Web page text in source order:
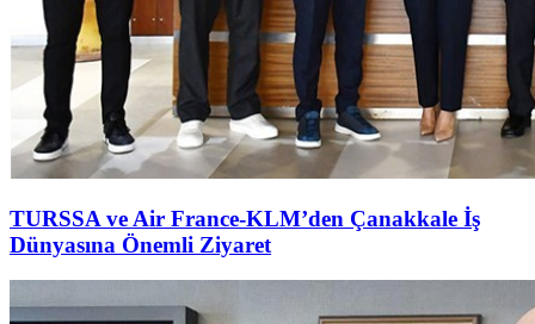
TURSSA ve Air France-KLM’den Çanakkale İş
Dünyasına Önemli Ziyaret